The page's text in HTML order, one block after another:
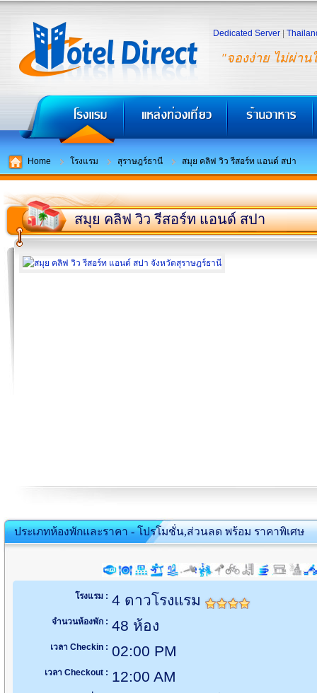
"จองง่าย ไม่ผ่าน
Dedicated Server
Home โรงแรม สุราษฎร์ธานี สมุย คลิฟ วิว รีสอร์ท แอนด์ สปา
สมุย คลิฟ วิว รีสอร์ท แอนด์ สปา
ประเภทห้องพักและราคา - โปรโมชั่น,ส่วนลด พร้อม ราคาพิเศษ
โรงแรม : 4 ดาวโรงแรม
จำนวนห้องพัก : 48 ห้อง
เวลา Checkin : 02:00 PM
เวลา Checkout : 12:00 AM